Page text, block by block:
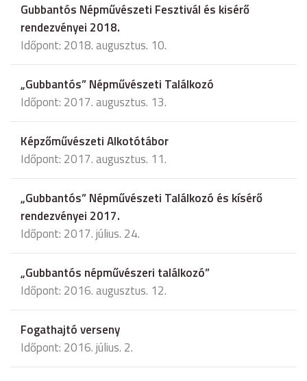
Gubbantós Népművészeti Fesztivál és kisérő
rendezvényei 2018.
Időpont: 2018. augusztus. 10.
„Gubbantós” Népművészeti Találkozó
Időpont: 2017. augusztus. 13.
Képzőművészeti Alkotótábor
Időpont: 2017. augusztus. 11.
„Gubbantós” Népművészeti Találkozó és kísérő
rendezvényei 2017.
Időpont: 2017. július. 24.
„Gubbantós népművészeri találkozó”
Időpont: 2016. augusztus. 12.
Fogathajtó verseny
Időpont: 2016. július. 2.